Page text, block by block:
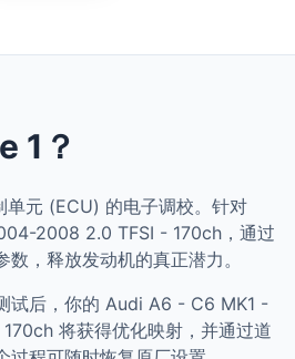
1？
单元 (ECU) 的电子调校。针对
2008 2.0 TFSI - 170ch，通过
，释放发动机的真正潜力。
试后，你的 Audi A6 - C6 MK1 -
将获得优化映射，并通过道